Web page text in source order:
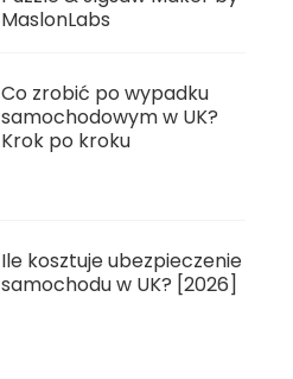
MaslonLabs
Co zrobić po wypadku
samochodowym w UK?
Krok po kroku
Ile kosztuje ubezpieczenie
samochodu w UK? [2026]